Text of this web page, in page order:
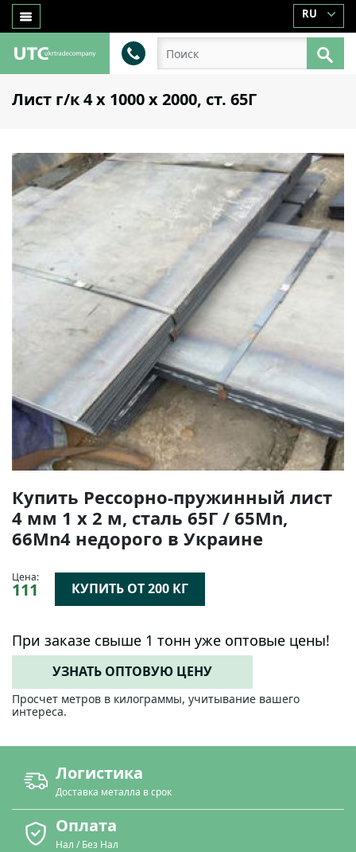
RU
Лист г/к 4 х 1000 х 2000, ст. 65Г
Купить Рессорно-пружинный лист
4 мм 1 х 2 м, сталь 65Г / 65Mn,
66Mn4 недорого в Украине
Цена:
111 КУПИТЬ ОТ 200 КГ
При заказе свыше 1 тонн уже оптовые цены!
УЗНАТЬ ОПТОВУЮ ЦЕНУ
Просчет метров в килограммы, учитывание вашего
интереса.
Логистика
Доставка металла в срок
Оплата
Нал / Без Нал